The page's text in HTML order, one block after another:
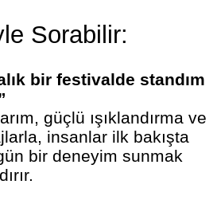
Sorabilir:
bir festivalde standım
güçlü ışıklandırma ve
insanlar ilk bakışta
bir deneyim sunmak